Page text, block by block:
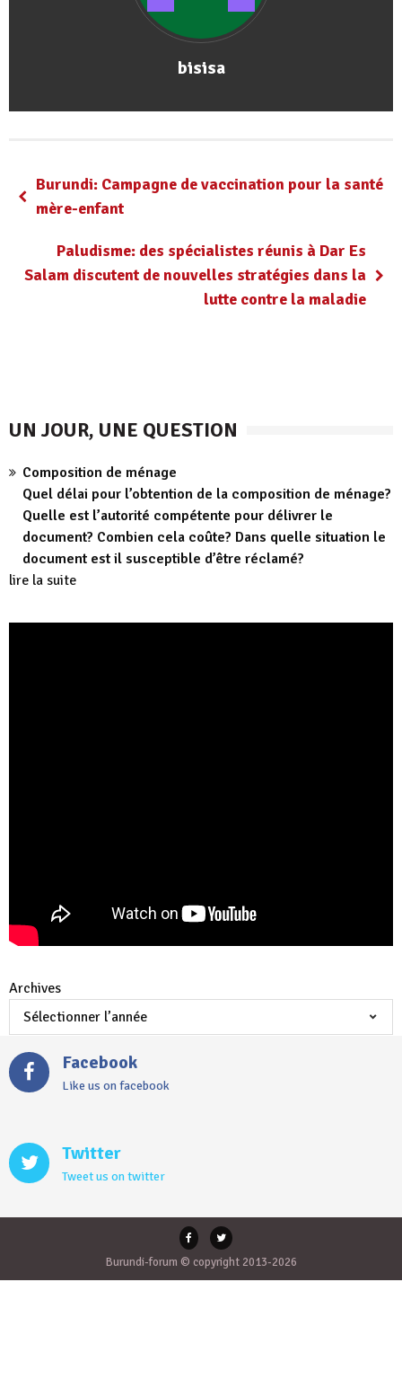
bisisa
Burundi: Campagne de vaccination pour la santé
mère-enfant
Paludisme: des spécialistes réunis à Dar Es
Salam discutent de nouvelles stratégies dans la
lutte contre la maladie
UN JOUR, UNE QUESTION
Composition de ménage
Quel délai pour l’obtention de la composition de ménage?
Quelle est l’autorité compétente pour délivrer le
document? Combien cela coûte? Dans quelle situation le
document est il susceptible d’être réclamé?
lire la suite
Archives
Facebook
Like us on facebook
Twitter
Tweet us on twitter
Burundi-forum © copyright 2013-2026